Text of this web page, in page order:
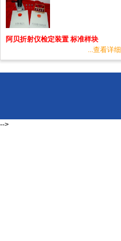
阿贝折射仪检定装置 标准样块
...查看详细
-->